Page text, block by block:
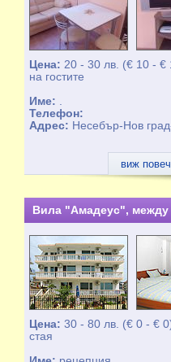
Цена: 20 - 30 лв. (€ 10 - €
на гостите
Име:
Телефон:
Адрес: Несебър-Нов
виж
Вила "Амадеус", между
до 30.10
Цена:30 - 80 лв. (€ 0 - €
стая